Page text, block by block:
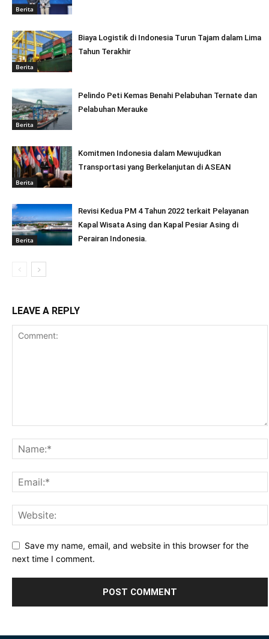
Berita
Berita
Biaya Logistik di Indonesia Turun Tajam dalam Lima
Tahun Terakhir
Berita
Pelindo Peti Kemas Benahi Pelabuhan Ternate dan
Pelabuhan Merauke
Berita
Komitmen Indonesia dalam Mewujudkan
Transportasi yang Berkelanjutan di ASEAN
Berita
Revisi Kedua PM 4 Tahun 2022 terkait Pelayanan
Kapal Wisata Asing dan Kapal Pesiar Asing di
Perairan Indonesia.
LEAVE A REPLY
Save my name, email, and website in this browser for the
next time I comment.